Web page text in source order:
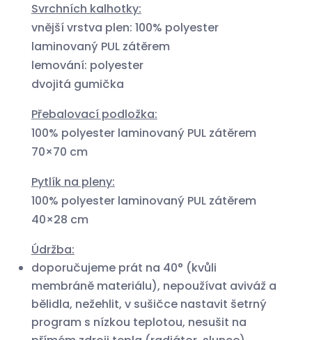
Svrchních kalhotky:
vnější vrstva plen: 100% polyester
laminovaný PUL zátěrem
lemování: polyester
dvojitá gumička
Přebalovací podložka:
100% polyester laminovaný PUL zátěrem
70×70 cm
Pytlík na pleny:
100% polyester laminovaný PUL zátěrem
40×28 cm
Údržba:
doporučujeme prát na 40° (kvůli
membráně materiálu), nepoužívat aviváž a
bělidla, nežehlit, v sušičce nastavit šetrný
program s nízkou teplotou, nesušit na